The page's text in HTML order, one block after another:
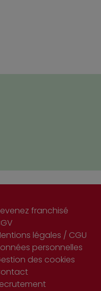
franchisé
légales / CGU
personnelles
des cookies